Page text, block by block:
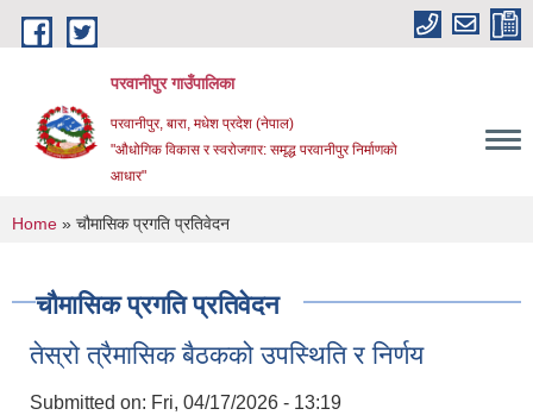
Skip to main content
परवानीपुर गाउँपालिका
परवानीपुर, बारा, मधेश प्रदेश (नेपाल)
"औधोगिक विकास र स्वरोजगार: समृद्ध परवानीपुर निर्माणको
आधार"
You are here
Home » चौमासिक प्रगति प्रतिवेदन
चौमासिक प्रगति प्रतिवेदन
तेस्रो त्रैमासिक बैठकको उपस्थिति र निर्णय
Submitted on: Fri, 04/17/2026 - 13:19